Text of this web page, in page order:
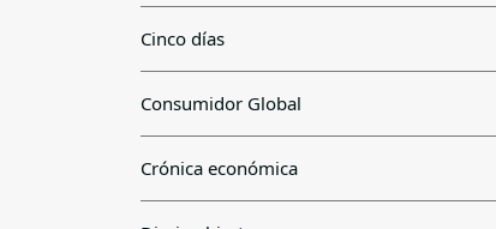
Cinco días
Consumidor Global
Crónica económica